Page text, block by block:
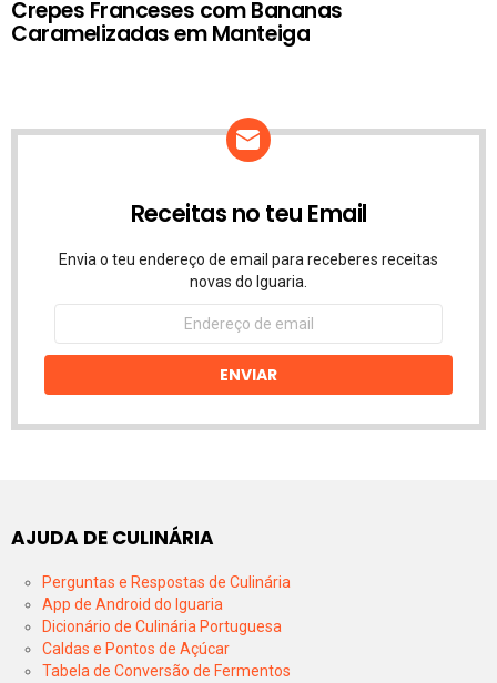
Crepes Franceses com Bananas
Caramelizadas em Manteiga
Receitas no teu Email
Envia o teu endereço de email para receberes receitas
novas do Iguaria.
Endereço
email
ENVIAR
AJUDA DE CULINÁRIA
Perguntas e Respostas de Culinária
App de Android do Iguaria
Dicionário de Culinária Portuguesa
Caldas e Pontos de Açúcar
Tabela de Conversão de Fermentos